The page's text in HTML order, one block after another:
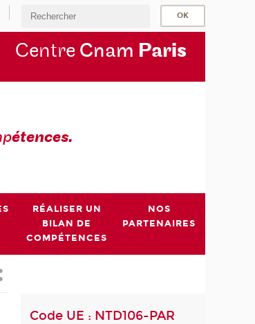
Centre Cnam Paris
étences.
RÉALISER UN
BILAN DE
COMPÉTENCES
NOS
PARTENAIRES
Code UE : NTD106-PAR